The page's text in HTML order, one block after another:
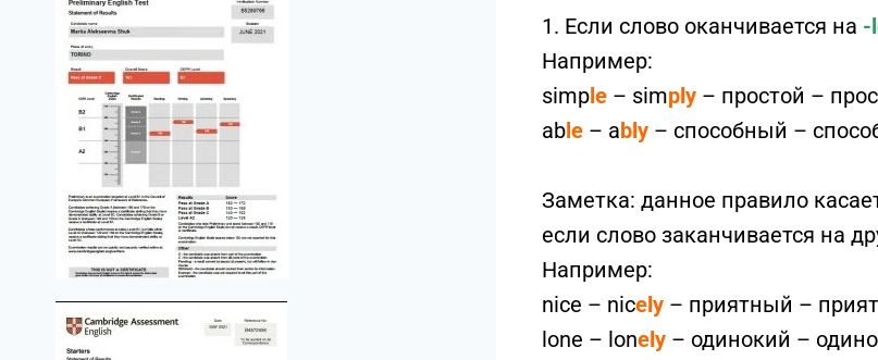
1. Если слово оканчивается на -
Например:
simple – simply– простой –
able – ably– способный –
Заметка: данное правило
если слово заканчивается на
Например:
nice – nicely– приятный –
lone – lonely – одинокий –